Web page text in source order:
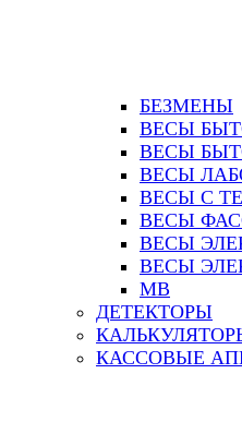
БЕЗМЕНЫ
ВЕСЫ
ВЕСЫ
ВЕСЫ
ВЕСЫ С
ВЕСЫ
ВЕСЫ
ВЕСЫ
МВ
ДЕТЕКТОРЫ
КАССОВЫЕ